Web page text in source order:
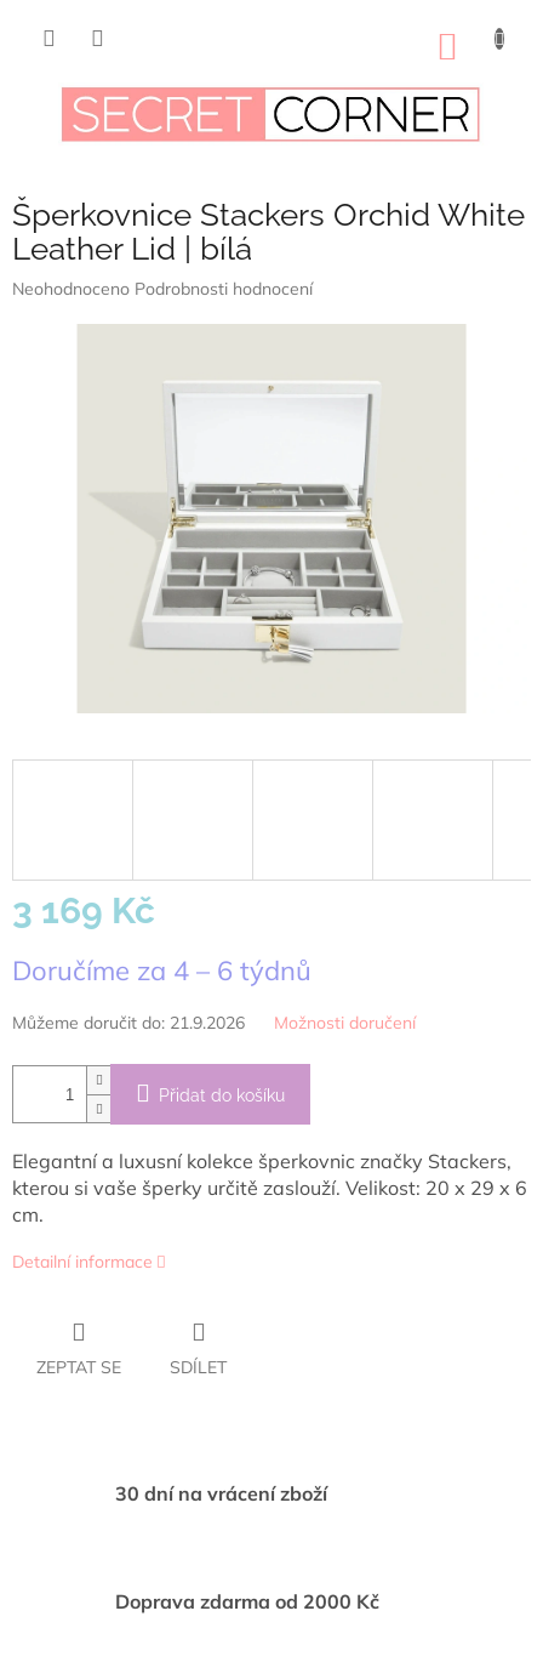
Šperkovnice Stackers Orchid White
Leather Lid | bílá
Průměrné
Neohodnoceno Podrobnosti hodnocení
3 169 Kč
cena:
Doručíme za 4 – 6 týdnů
Můžeme doručit do: 21.9.2026 Možnosti doručení
Přidat do košíku
Elegantní a luxusní kolekce šperkovnic značky Stackers,
kterou si vaše šperky určitě zaslouží. Velikost: 20 x 29 x 6
cm.
Detailní informace
ZEPTAT SE SDÍLET
30 dní na vrácení zboží
Doprava zdarma od 2000 Kč